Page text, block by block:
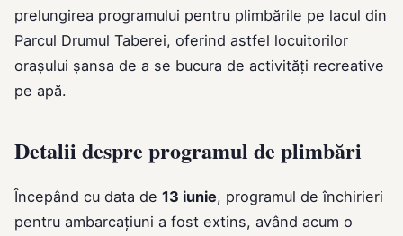
prelungirea programului pentru plimbările pe lacul din
Parcul Drumul Taberei, oferind astfel locuitorilor
orașului șansa de a se bucura de activități recreative
pe apă.
Detalii despre programul de plimbări
Începând cu data de 13 iunie, programul de închirieri
pentru ambarcațiuni a fost extins, având acum o